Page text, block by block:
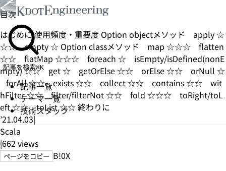
記事を検索⌘K
記事一覧
テーマ一覧
技術スタック
目次
はじめに使用頻度・重要度 Option objectメソッド
apply ☆
☆☆ empty ☆ Option classメソッド map ☆☆☆
flatten
☆☆
flatMap ☆☆☆ foreach ☆
isEmpty/isDefined(nonE
mpty) ☆☆
get ☆ getOrElse ☆☆ orElse ☆☆
orNull ☆
forAll ☆☆ exists ☆☆ collect ☆☆ contains ☆☆
wit
hFilter ☆☆ filter/filterNot ☆☆ fold ☆☆☆
toRight/toL
eft ☆☆ toList ☆☆終わりに
’21.04.03|
Scala
|662 views
ページをコピー B!0X